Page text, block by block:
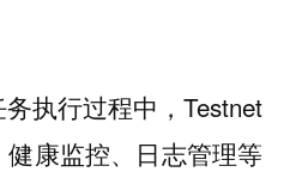
执行过程中，Testnet
康监控、日志管理等